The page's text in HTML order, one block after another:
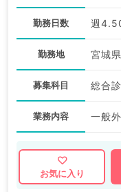
勤務日数 週
勤務地 宮城
募集科目 総合
業務内容 一般
お気に入り